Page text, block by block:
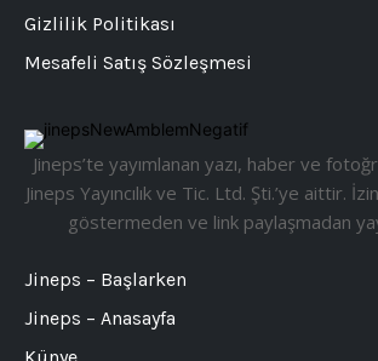
Jineps’te yayımlanan yazı, haber ve
Jineps Yayıncılık ve Tic. Ltd. Şti.’ye aittir.
göstermeden ve link paylaşmadan
Jineps – Başlarken
Jineps – Anasayfa
Gizlilik Politikası
Mesafeli Satış Sözleşmesi